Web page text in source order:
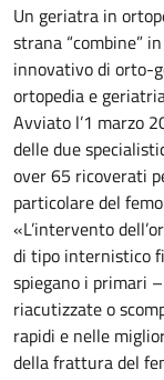
Un geriatra in
strana “combine”
innovativo di orto-
ortopedia e
Avviato l’1 marzo
delle due
over 65 ricoverati
particolare del
«L’intervento
di tipo internistico
spiegano i primari
riacutizzate o
rapidi e nelle
della frattura del